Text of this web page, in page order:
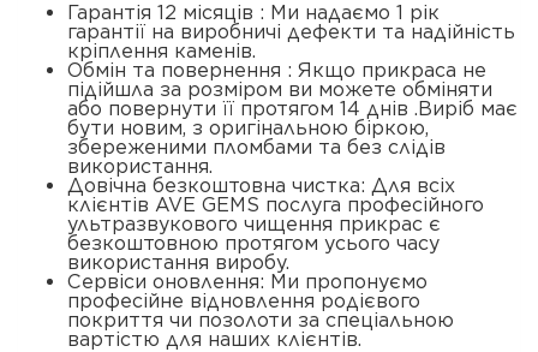
Гарантія 12 місяців : Ми надаємо 1 рік
гарантії на виробничі дефекти та надійність
кріплення каменів.
Обмін та повернення : Якщо прикраса не
підійшла за розміром ви можете обміняти
або повернути її протягом 14 днів .Виріб має
бути новим, з оригінальною біркою,
збереженими пломбами та без слідів
використання.
Довічна безкоштовна чистка: Для всіх
клієнтів AVE GEMS послуга професійного
ультразвукового чищення прикрас є
безкоштовною протягом усього часу
використання виробу.
Сервіси оновлення: Ми пропонуємо
професійне відновлення родієвого
покриття чи позолоти за спеціальною
вартістю для наших клієнтів.